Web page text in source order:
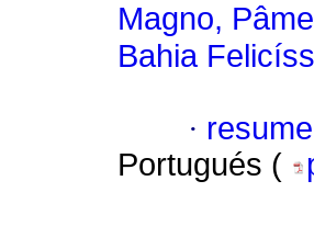
Magno,
Bahia
·
Portugués (